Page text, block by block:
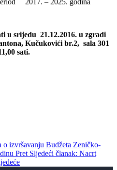
u srijedu 21.12.2016. u zgradi
Kučukovići br.2, sala 301
sati.
o izvršavanju Budžeta Zeničko-
Pret Sljedeći članak: Nacrt